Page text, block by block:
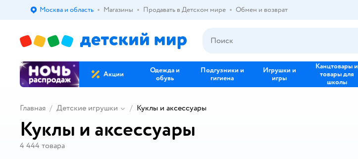
Выбор адреса доставки.
Москва и область Магазины Продавать в Детском мире Обмен и возврат
Акции
Одежда и
обувь
Подгузники и
гигиена
Игрушки и
игры
Канцтовары и
товары для
школы
Главная Детские игрушки Куклы и аксессуары
Куклы и аксессуары
4 444 товара